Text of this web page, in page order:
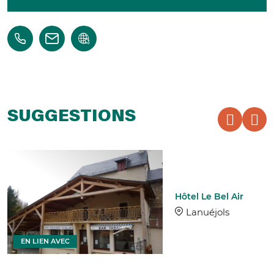
SUGGESTIONS
Hôtel Le Bel Air
Lanuéjols
EN LIEN AVEC